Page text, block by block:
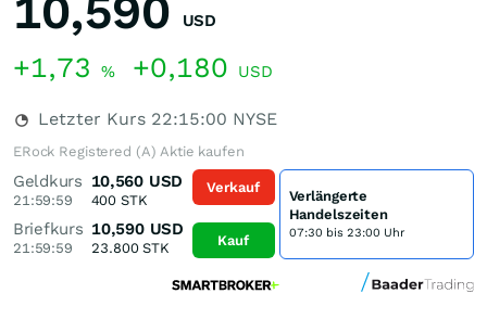
USD
+1,73 % +0,180 USD
Letzter Kurs 22:15:00 NYSE
ERock Registered (A) Aktie kaufen
Geldkurs
21:59:59
10,560 USD
400 STK
Briefkurs
21:59:59
10,590 USD
23.800STK
Verkauf
Kauf
Verlängerte
Handelszeiten
07:30 bis 23:00 Uhr